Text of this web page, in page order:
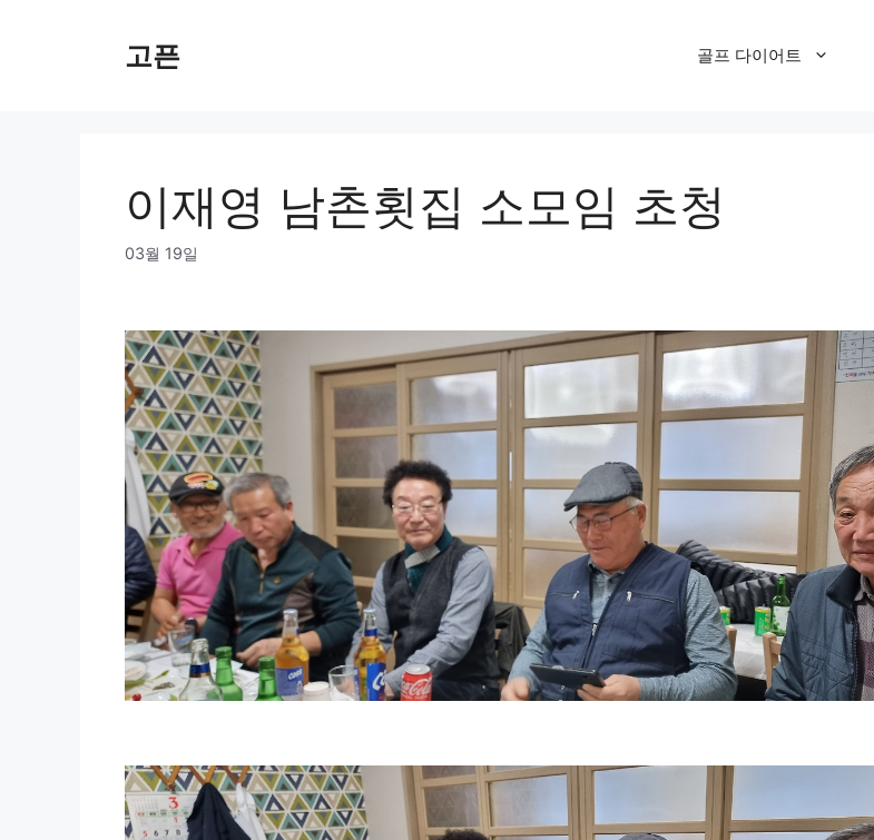
고픈 골프 다이어트
이재영 남촌횟집 소모임 초청
03월 19일